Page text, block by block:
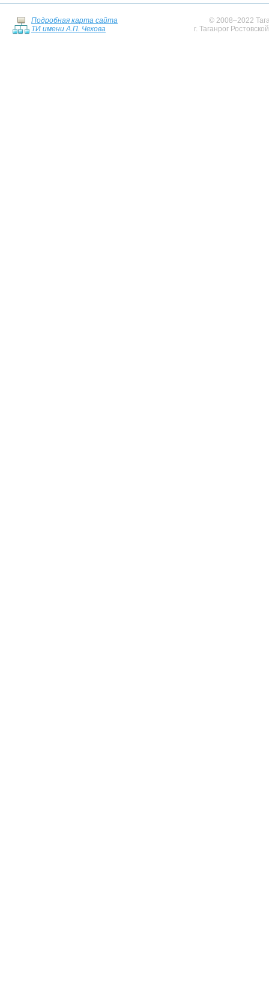
Подробная карта сайта
ТИ имени А.П. Чехова
© 2008–2022
г. Таганрог